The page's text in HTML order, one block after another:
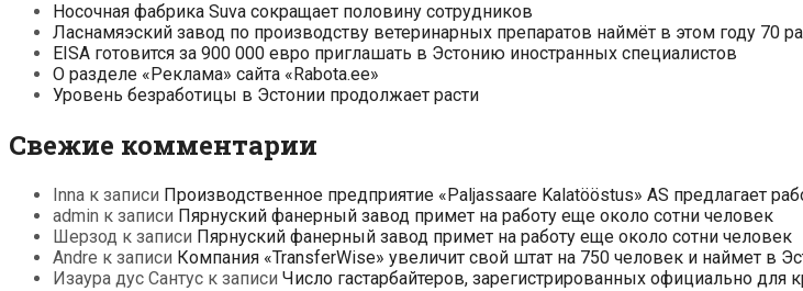
Носочная фабрика Suva сокращает половину сотрудников
Ласнамяэский завод по производству ветеринарных препаратов наймёт в этом году 70
EISA готовится за 900 000 евро приглашать в Эстонию иностранных специалистов
О разделе «Реклама» сайта «Rabota.ee»
Уровень безработицы в Эстонии продолжает расти
Свежие комментарии
Inna к записи Производственное предприятие «Paljassaare Kalatööstus» AS предлагает
admin к записи Пярнуский фанерный завод примет на работу еще около сотни человек
Шерзод к записи Пярнуский фанерный завод примет на работу еще около сотни человек
Andre к записи Компания «TransferWise» увеличит свой штат на 750 человек и наймет в
Изаура дус Сантус к записи Число гастарбайтеров, зарегистрированных официально для